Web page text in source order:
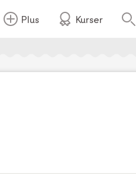
Plus Kurser